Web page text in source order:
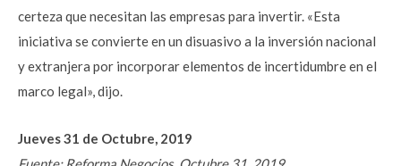
certeza que necesitan las empresas para invertir. «Esta
iniciativa se convierte en un disuasivo a la inversión nacional
y extranjera por incorporar elementos de incertidumbre en el
marco legal», dijo.
Jueves 31 de Octubre, 2019